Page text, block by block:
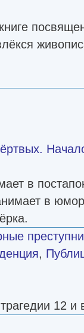
в
в
,
12 и